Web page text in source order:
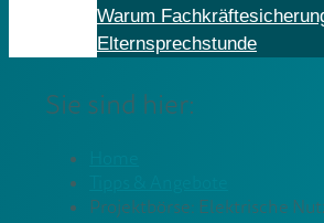
Warum
Elternsprechstunde
Sie sind hier:
Projektbörse: Elektrische